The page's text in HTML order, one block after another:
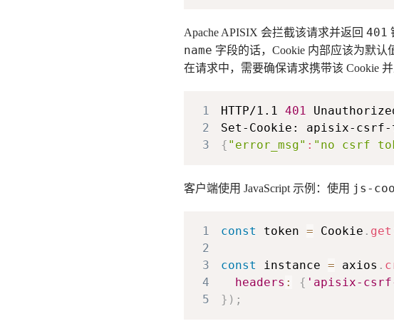
Apache APISIX 会拦截该请求并返回 401
name 字段的话，Cookie 内部应该为默认
在请求中，需要确保请求携带该 Cookie 并
1 HTTP/1.1 401
2
Set-Cookie: apisix-csrf-
3
{ "error_msg" : "no csrf
客户端使用 JavaScript 示例：使用 js-
1 const token = Cookie . get
2
3
const instance = axios .
4
headers : { 'apisix-
5
} ) ;